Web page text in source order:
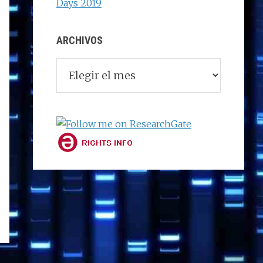
Days 2019
ARCHIVOS